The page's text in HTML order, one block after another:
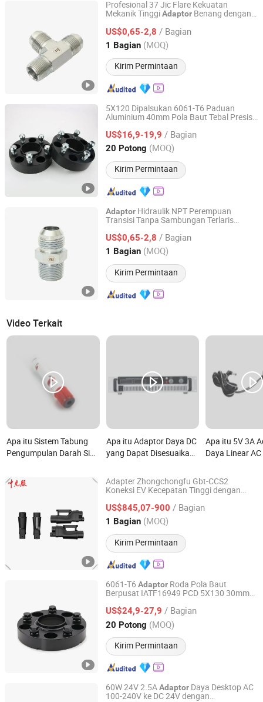
Profesional 37 Jic Flare Kekuatan
Mekanik TinggiAdaptor Benang dengan
US$0,65-2,8 / Bagian
1 Bagian (MOQ)
Kirim Permintaan
Ningbo Ningji Machinery Technology Co., Ltd
Zhejiang, China Harga mulai 2026
5X120 Dipalsukan 6061-T6 Paduan
Aluminium 40mm Pola Baut Tebal Presisi
Lama Hub Centric dengan
Langkah
US$16,9-19,9 / Bagian
20 Potong (MOQ)
Kirim Permintaan
Heng Tian Technological Development Co., Ltd.
Jiangsu, China Harga mulai 2026
Adaptor Hidraulik NPT Perempuan
Transisi Tanpa Sambungan Terlaris
US$0,65-2,8 / Bagian
1 Bagian (MOQ)
Kirim Permintaan
Ningbo Ningji Machinery Technology Co., Ltd
Zhejiang, China Harga mulai 2026
Video Terkait
Apa itu Sistem Tabung
Pengumpulan Darah Siny
Pengumpulan Darah
Perlengkapan Medis
Apa itu Adaptor Daya DC
yang Dapat Disesuaikan
Apa itu 5V 3A
Daya Linear AC
Adapter Zhongchongfu Gbt-CCS2
Koneksi EV Kecepatan Tinggi dengan
Operasi Intuitif Sempurna untuk Taman
Hiburan
US$845,07-900 / Bagian
1 Bagian (MOQ)
Kirim Permintaan
Anhui Zhongchongfu Iot Technology Co., Ltd.
Anhui, China Harga mulai 2025
6061-T6 Adaptor Roda Pola Baut
Berpusat IATF16949 PCD 5X130 30mm
US$24,9-27,9 / Bagian
20 Potong (MOQ)
Kirim Permintaan
Heng Tian Technological Development Co., Ltd.
Jiangsu, China Harga mulai 2026
60W 24V 2.5AAdaptor Daya Desktop AC
100-240V ke DC 24V dengan